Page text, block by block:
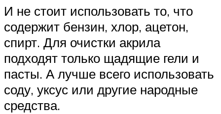
И не стоит использовать то, что
содержит бензин, хлор, ацетон,
спирт. Для очистки акрила
подходят только щадящие гели и
пасты. А лучше всего использовать
соду, уксус или другие народные
средства.